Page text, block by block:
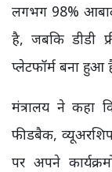
लगभग 98%
है, जबकि डीडी
प्लेटफॉर्म बना हुआ
मंत्रालय ने कहा
फीडबैक,
पर अपने